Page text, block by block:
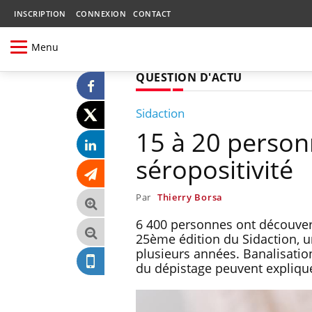
INSCRIPTION CONNEXION CONTACT
Menu
QUESTION D'ACTU
Sidaction
15 à 20
séropositivité
Par Thierry Borsa
6 400 personnes ont
25ème édition du Sidaction,
plusieurs années.
du dépistage peuvent